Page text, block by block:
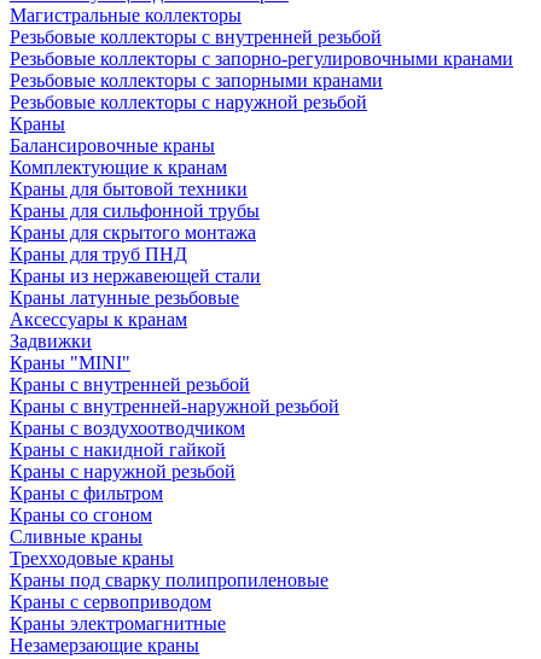
Магистральные коллекторы
Резьбовые коллекторы с внутренней резьбой
Резьбовые коллекторы с запорно-регулировочными кранами
Резьбовые коллекторы с запорными кранами
Резьбовые коллекторы с наружной резьбой
Краны
Балансировочные краны
Комплектующие к кранам
Краны для бытовой техники
Краны для сильфонной трубы
Краны для скрытого монтажа
Краны для труб ПНД
Краны из нержавеющей стали
Краны латунные резьбовые
Аксессуары к кранам
Задвижки
Краны "MINI"
Краны с внутренней резьбой
Краны с внутренней-наружной резьбой
Краны с воздухоотводчиком
Краны с накидной гайкой
Краны с наружной резьбой
Краны с фильтром
Краны со сгоном
Сливные краны
Трехходовые краны
Краны под сварку полипропиленовые
Краны с сервоприводом
Краны электромагнитные
Незамерзающие краны